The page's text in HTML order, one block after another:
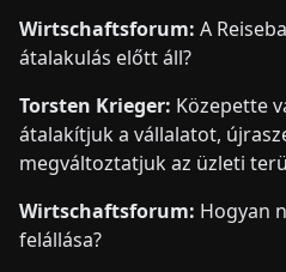
Wirtschaftsforum: A
átalakulás előtt áll?
Torsten Krieger: Közepette
átalakítjuk a vállalatot,
megváltoztatjuk az üzleti
Wirtschaftsforum: Hogyan
felállása?